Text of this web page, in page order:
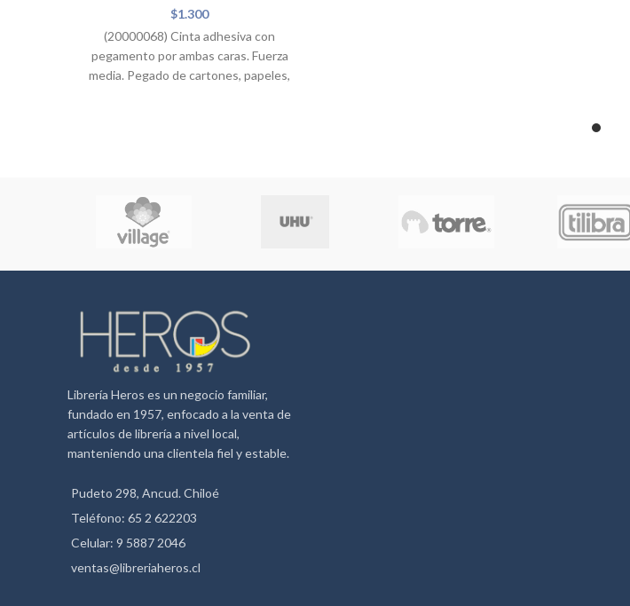
$1.300
(20000068) Cinta adhesiva con
pegamento por ambas caras. Fuerza
media. Pegado de cartones, papeles,
Librería Heros es un negocio familiar,
fundado en 1957, enfocado a la venta de
artículos de librería a nivel local,
manteniendo una clientela fiel y estable.
Pudeto 298, Ancud. Chiloé
Teléfono: 65 2 622203
Celular: 9 5887 2046
ventas@libreriaheros.cl